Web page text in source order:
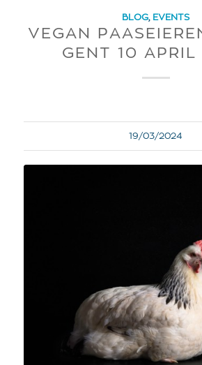
BLOG, EVENTS
VEGAN
GENT 10
19/03/2024